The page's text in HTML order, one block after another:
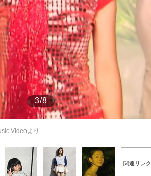
もっと見る
3/8
Videoより
関連リンク